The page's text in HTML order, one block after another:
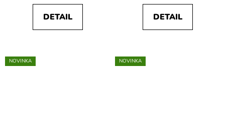
DETAIL DETAIL
NOVINKA NOVINKA